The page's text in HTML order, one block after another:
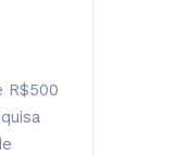
R$500